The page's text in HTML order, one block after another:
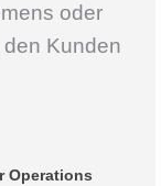
oder
Kunden
Operations